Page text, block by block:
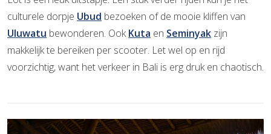
culturele dorpje Ubud bezoeken of de mooie kliffen van
Uluwatu bewonderen. OokKuta en Seminyak zijn
makkelijk te bereiken per scooter. Let wel op en rijd
voorzichtig, want het verkeer in Bali is erg druk en chaotisch.